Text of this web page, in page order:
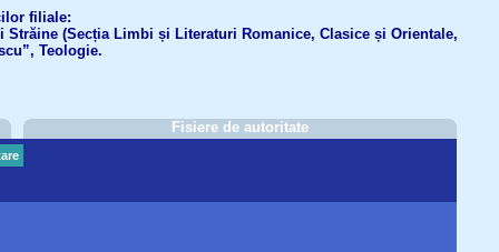
filiale:
(Secția Limbi și Literaturi Romanice, Clasice și Orientale,
Teologie.
Fisiere de autoritate